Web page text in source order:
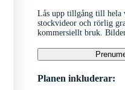
Lås upp tillgång till hela
stockvideor och rörlig
kommersiellt bruk.
Planen inkluderar: